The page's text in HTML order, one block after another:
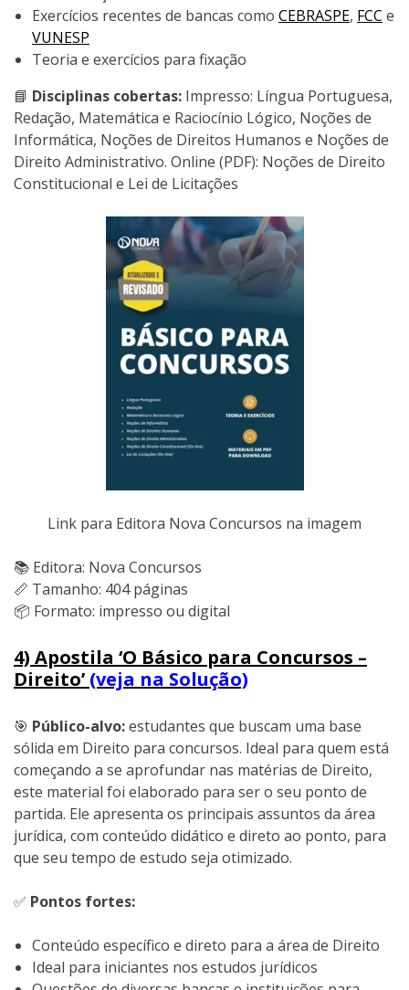
Exercícios recentes de bancas como CEBRASPE, FCC e
VUNESP
Teoria e exercícios para fixação
📘 Disciplinas cobertas: Impresso: Língua Portuguesa,
Redação, Matemática e Raciocínio Lógico, Noções de
Informática, Noções de Direitos Humanos e Noções de
Direito Administrativo. Online (PDF): Noções de Direito
Constitucional e Lei de Licitações
Link para Editora Nova Concursos na imagem
📚 Editora: Nova Concursos
📏 Tamanho: 404 páginas
📦 Formato: impresso ou digital
4) Apostila ‘O Básico para Concursos –
Direito’ (veja na Solução)
🎯 Público-alvo:estudantes que buscam uma base
sólida em Direito para concursos. Ideal para quem está
começando a se aprofundar nas matérias de Direito,
este material foi elaborado para ser o seu ponto de
partida. Ele apresenta os principais assuntos da área
jurídica, com conteúdo didático e direto ao ponto, para
que seu tempo de estudo seja otimizado.
✅ Pontos fortes:
Conteúdo específico e direto para a área de Direito
Ideal para iniciantes nos estudos jurídicos